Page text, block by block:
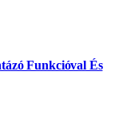
Funkcióval És